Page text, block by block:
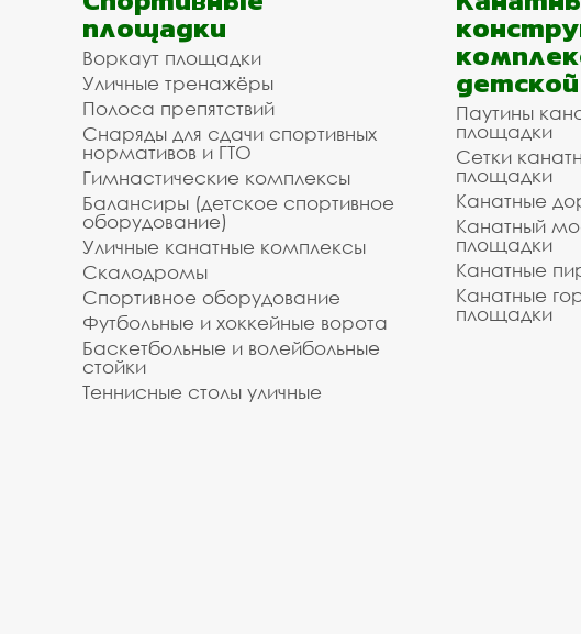
площадки
Воркаут площадки
Уличные тренажёры
Полоса препятствий
Снаряды для сдачи спортивных
нормативов и ГТО
Гимнастические комплексы
Балансиры (детское спортивное
оборудование)
Уличные канатные комплексы
Скалодромы
Спортивное оборудование
Футбольные и хоккейные ворота
Баскетбольные и волейбольные
стойки
Теннисные столы уличные
Паутины
площадки
Сетки
площадки
Канатные
Канатный
площадки
Канатные
Канатные
площадки